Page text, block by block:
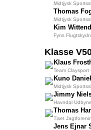
Midtjysk
Thomas
Midtjysk
Kim
Fyns
Klasse
Klaus
Team Claysport
Kuno
Midtjysk
Jimmy
Havndal
Thomas
Tiset
Jens Ejnar